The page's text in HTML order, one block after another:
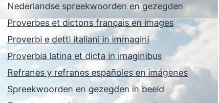
Nederlandse spreekwoorden en gezegden
Proverbes et dictons français en images
Proverbi e detti italiani in immagini
Proverbia latina et dicta in imaginibus
Refranes y refranes españoles en imágenes
Spreekwoorden en gezegden in beeld